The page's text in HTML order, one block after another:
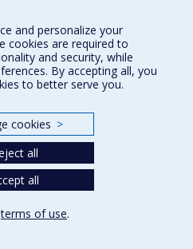
de paysage
and personalize your
cookies are required to
and security, while
By accepting all, you
to better serve you.
cookies >
all
all
terms of use.